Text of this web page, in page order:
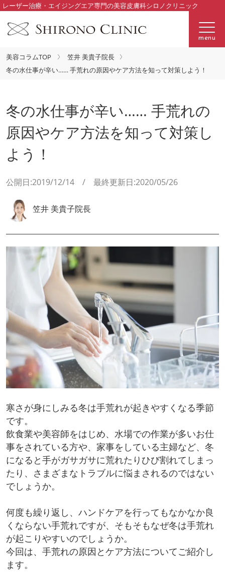
レーザー治療・エイジングエア専門の美容皮膚科シロノクリニック
menu
美容コラムTOP
笠井 美貴子院長
冬の水仕事が辛い…… 手荒れの原因やケア方法を知って対策しよう！
冬の水仕事が辛い…… 手荒れの
原因やケア方法を知って対策し
よう！
公開日:2019/12/14 / 最終更新日:2020/05/26
笠井 美貴子院長
寒さが身にしみる冬は手荒れが起きやすくなる季節
です。
飲食業や美容師をはじめ、水場での作業が多いお仕
事をされている方や、家事をしている主婦など、冬
になると手がガサガサに荒れたりひび割れてしまっ
たり、さまざまなトラブルに悩まされるのではない
でしょうか。
何度も繰り返し、ハンドケアを行ってもなかなか良
くならない手荒れですが、そもそもなぜ冬は手荒れ
が起こりやすいのでしょうか。
今回は、手荒れの原因とケア方法についてご紹介し
ます。